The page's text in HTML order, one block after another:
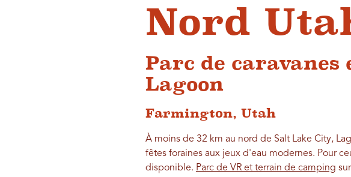
Nord
Parc de
Lagoon
Farmington, Utah
À moins de 32 km au nord de Salt Lake City,
fêtes foraines aux jeux d'eau modernes. Pour
disponible. Parc de VR et terrain de camping